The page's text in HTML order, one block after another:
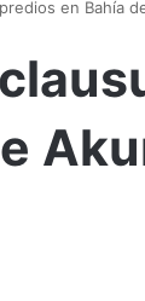
en Bahía